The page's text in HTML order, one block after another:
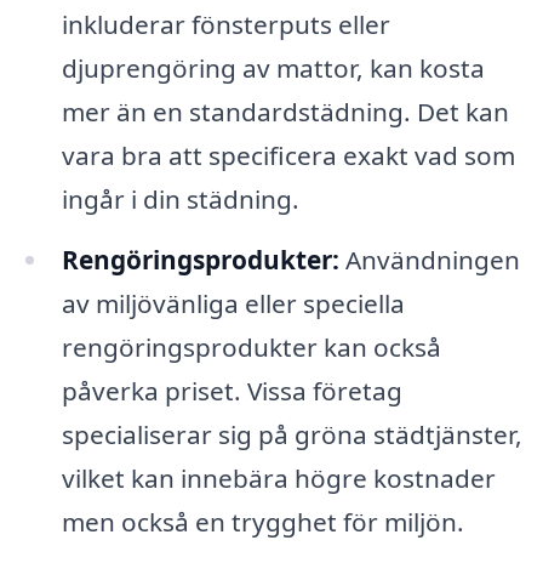
inkluderar fönsterputs eller
djuprengöring av mattor, kan kosta
mer än en standardstädning. Det kan
vara bra att specificera exakt vad som
ingår i din städning.
Rengöringsprodukter: Användningen
av miljövänliga eller speciella
rengöringsprodukter kan också
påverka priset. Vissa företag
specialiserar sig på gröna städtjänster,
vilket kan innebära högre kostnader
men också en trygghet för miljön.